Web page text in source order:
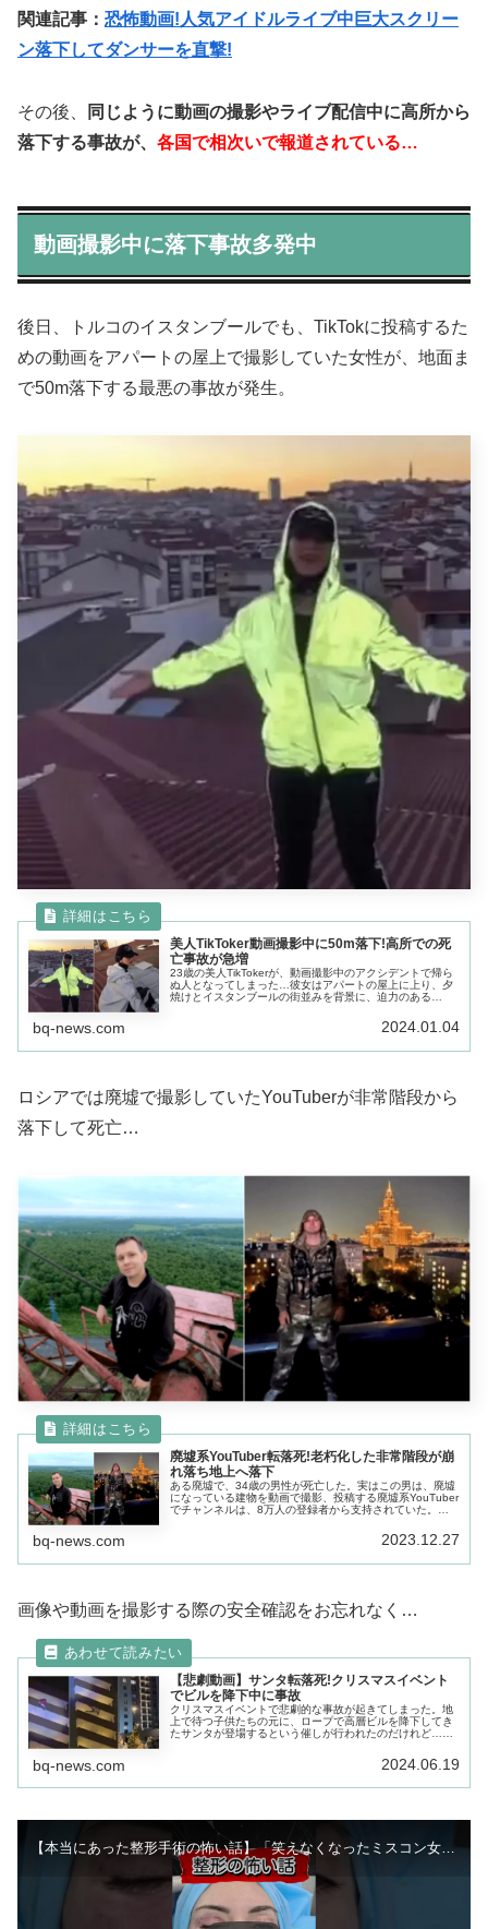
関連記事： 恐怖動画!人気アイドルライブ中巨大スクリー
ン落下してダンサーを直撃!
その後、
同じように動画の撮影やライブ配信中に高所から
落下する事故が、 各国で相次いで報道されている…
動画撮影中に落下事故多発中
後日、トルコのイスタンブールでも、TikTokに投稿するた
めの動画をアパートの屋上で撮影していた女性が、地面ま
で50m落下する最悪の事故が発生。
美人TikToker動画撮影中に50m落下!高所での死
亡事故が急増
23歳の美人TikTokerが、動画撮影中のアクシデントで帰ら
ぬ人となってしまった…彼女はアパートの屋上に上り、夕
焼けとイスタンブールの街並みを背景に、迫力のある
bq-news.com 2024.01.04
ロシアでは廃墟で撮影していたYouTuberが非常階段から
落下して死亡…
廃墟系YouTuber転落死!老朽化した非常階段が崩
れ落ち地上へ落下
ある廃墟で、34歳の男性が死亡した。実はこの男は、廃墟
になっている建物を動画で撮影、投稿する廃墟系YouTuber
でチャンネルは、8万人の登録者から支持されていた。そ
bq-news.com 2023.12.27
画像や動画を撮影する際の安全確認をお忘れなく…
【悲劇動画】サンタ転落死!クリスマスイベント
でビルを降下中に事故
クリスマスイベントで悲劇的な事故が起きてしまった。地
上で待つ子供たちの元に、ロープで高層ビルを降下してき
たサンタが登場するという催しが行われたのだけれど…サ
bq-news.com 2024.06.19
【本当にあった整形手術の怖い話】「笑えなくなったミスコン女王」